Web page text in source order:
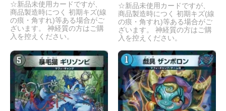
☆新品未使用カードですが、
商品製造時につく 初期キズ(線
の痕・角すれ)等ある場合がご
ざいます。 神経質の方はご購
入を控えください。
☆新品未使用カードですが、
商品製造時につく 初期キズ(線
の痕・角すれ)等ある場合がご
ざいます。 神経質の方はご購
入を控えください。